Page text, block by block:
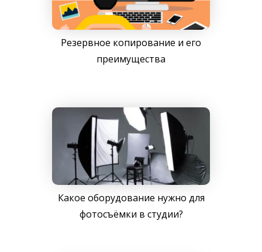
Резервное копирование и его
преимущества
Какое оборудование нужно для
фотосъёмки в студии?